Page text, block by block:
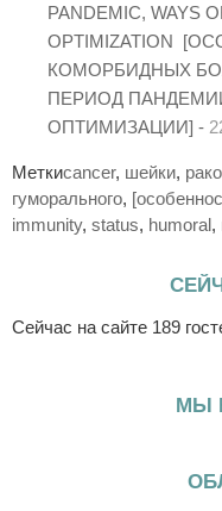
PANDEMIC, WAYS
OPTIMIZATION
КОМОРБИДНЫХ
ПЕРИОД
ОПТИМИЗАЦИИ] -
Меткиcancer, шейки,
гуморального,
immunity, status, humoral,
Сейчас на сайте 189
МЫ